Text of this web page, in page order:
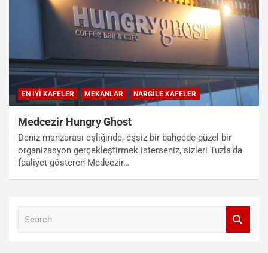
EN İYI KAFELER MEKANLAR NARGILE KAFELER
Medcezir Hungry Ghost
Deniz manzarası eşliğinde, eşsiz bir bahçede güzel bir
organizasyon gerçekleştirmek isterseniz, sizleri Tuzla’da
faaliyet gösteren Medcezir…